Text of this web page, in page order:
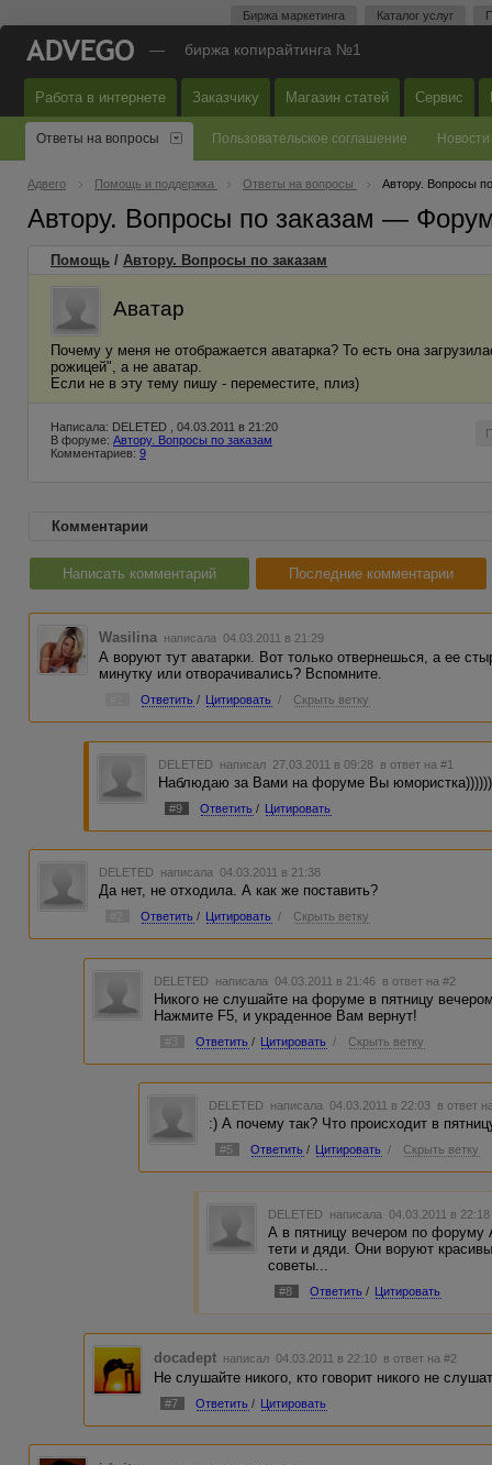
Биржа маркетинга Каталог услуг
— биржа копирайтинга №1
Работа в интернете Заказчику Магазин статей Сервис
Ответы на вопросы Пользовательское соглашение Новости
Адвего Помощь и поддержка Ответы на вопросы Автору. Вопросы
Автору. Вопросы по заказам —
Помощь / Автору. Вопросы по заказам
Аватар
Почему у меня не отображается аватарка? То есть она
рожицей", а не аватар.
Если не в эту тему пишу - переместите, плиз)
Написала: DELETED , 04.03.2011 в 21:20
В форуме: Автору. Вопросы по заказам
Комментариев: 9
Комментарии
Написать комментарий Последние комментарии
Wasilina написала 04.03.2011 в 21:29
А воруют тут аватарки. Вот только отвернешься, а ее
минутку или отворачивались? Вспомните.
Ответить / Цитировать / Скрыть ветку
DELETED написал 27.03.2011 в 09:28 в ответ на #1
Наблюдаю за Вами на форуме Вы
#9 Ответить / Цитировать
DELETED написала 04.03.2011 в 21:38
Да нет, не отходила. А как же поставить?
Ответить / Цитировать / Скрыть ветку
DELETED написала 04.03.2011 в 21:46 в ответ на #2
Никого не слушайте на форуме в пятницу
Нажмите F5, и украденное Вам вернут!
#3 Ответить / Цитировать / Скрыть ветку
DELETED написала 04.03.2011 в 22:03 в ответ
:) А почему так? Что происходит в
#5 Ответить / Цитировать / Скрыть ветку
DELETED написала 04.03.2011 в
А в пятницу вечером по форуму
тети и дяди. Они воруют
советы...
#8 Ответить / Цитировать
docadept написал 04.03.2011 в 22:10 в ответ на #2
Не слушайте никого, кто говорит никого не
#7 Ответить / Цитировать